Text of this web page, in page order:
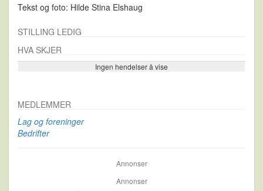
Tekst og foto: Hilde Stina Elshaug
STILLING LEDIG
HVA SKJER
Ingen hendelser å vise
Se flere…
MEDLEMMER
Lag og foreninger
Bedrifter
Annonser
Annonser